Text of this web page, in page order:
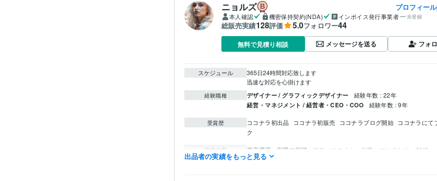
ニョルズ プロフィー
本人確認 機密保持契約(NDA) インボイス発行事業者 未登録
総販売実績128評価 5.0フォロワー44
無料で見積り相談 メッセージを送る フォ
スケジュール
365日24時間対応致します
迅速な対応を心掛けます
経験職種 デザイナー / グラフィックデザイナー 経験年数 : 22年
経営・マネジメント / 経営者・CEO・COO 経験年数 : 9年
受賞歴 ココナラ初出品 ココナラ初販売 ココナラブログ開始 ココナラにて
ク
得意分野 資産運用・副業の相談 アフィリエイト・副業・コンテンツ・SNS
SNS 副業
デザイン グラフィック
出品者の実績をもっと見る